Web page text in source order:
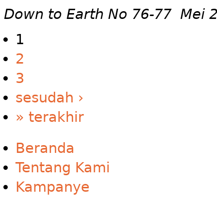
Down to Earth No 76-77 Mei
1
2
3
sesudah ›
» terakhir
Beranda
Tentang Kami
Kampanye